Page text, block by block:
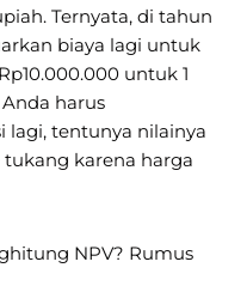
Ternyata, di tahun
biaya lagi untuk
untuk 1
harus
lagi, tentunya nilainya
karena harga
NPV? Rumus